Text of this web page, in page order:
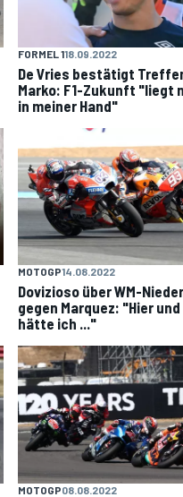
FORMEL 118.09.2022
De Vries bestätigt
Marko: F1-Zukunft "liegt
in meiner Hand"
MOTOGP14.08.2022
Dovizioso über WM-
gegen Marquez: "Hier und
hätte ich ..."
MOTOGP08.08.2022